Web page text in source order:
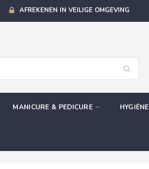
AFREKENEN IN VEILIGE OMGEVING
MANICURE & PEDICURE HYGIËNE